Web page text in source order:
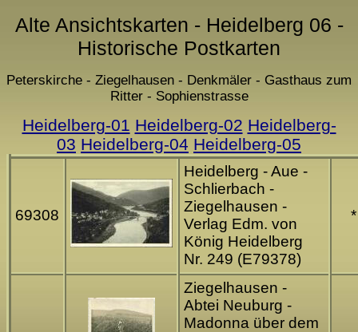
Alte Ansichtskarten - Heidelberg 06 -
Historische Postkarten
Peterskirche - Ziegelhausen - Denkmäler - Gasthaus zum
Ritter - Sophienstrasse
Heidelberg-01 Heidelberg-02 Heidelberg-
03 Heidelberg-04 Heidelberg-05
69308
Heidelberg - Aue -
Schlierbach -
Ziegelhausen -
Verlag Edm. von
König Heidelberg
Nr. 249 (E79378)
*
Ziegelhausen -
Abtei Neuburg -
Madonna über dem